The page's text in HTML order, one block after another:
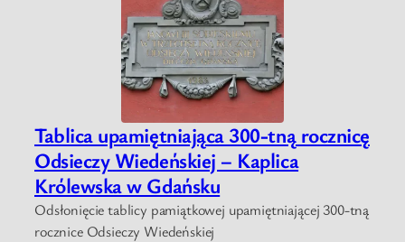
Tablica upamiętniająca 300-tną rocznicę
Odsieczy Wiedeńskiej – Kaplica
Królewska w Gdańsku
Odsłonięcie tablicy pamiątkowej upamiętniającej 300-tną
rocznice Odsieczy Wiedeńskiej